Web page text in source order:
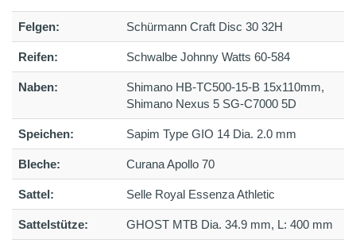
Felgen: Schürmann Craft Disc 30 32H
Reifen: Schwalbe Johnny Watts 60-584
Naben:
Shimano HB-TC500-15-B 15x110mm,
Shimano Nexus 5 SG-C7000 5D
Speichen: Sapim Type GIO 14 Dia. 2.0 mm
Bleche: Curana Apollo 70
Sattel: Selle Royal Essenza Athletic
Sattelstütze: GHOST MTB Dia. 34.9 mm, L: 400 mm